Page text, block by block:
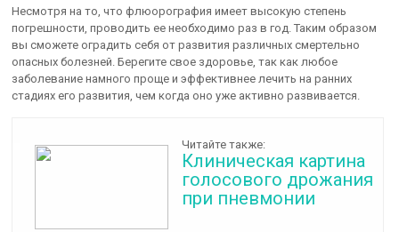
Несмотря на то, что флюорография имеет высокую степень
погрешности, проводить ее необходимо раз в год. Таким образом
вы сможете оградить себя от развития различных смертельно
опасных болезней. Берегите свое здоровье, так как любое
заболевание намного проще и эффективнее лечить на ранних
стадиях его развития, чем когда оно уже активно развивается.
Читайте также:
Клиническая картина
голосового дрожания
при пневмонии